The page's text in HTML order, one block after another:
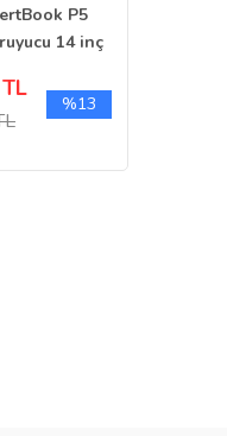
P5
14 inç
%13